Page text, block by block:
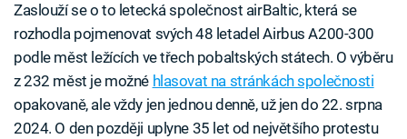
Zaslouží se o to letecká společnost airBaltic, která se
rozhodla pojmenovat svých 48 letadel Airbus A200-300
podle měst ležících ve třech pobaltských státech. O výběru
z 232 měst je možné hlasovat na stránkách společnosti
opakovaně, ale vždy jen jednou denně, už jen do 22. srpna
2024. O den později uplyne 35 let od největšího protestu